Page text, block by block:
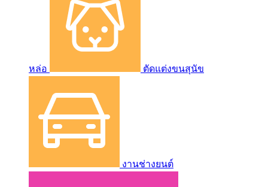
หล่อ ตัดแต่งขนสุนัข
งานช่างยนต์